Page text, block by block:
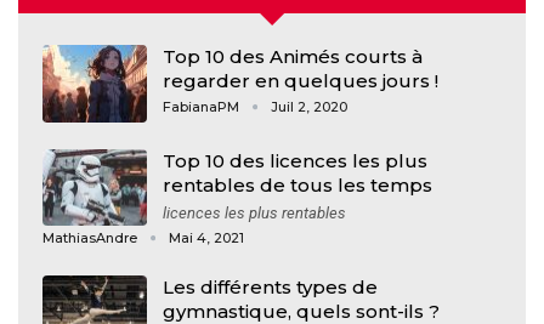
Top 10 des Animés courts à
regarder en quelques jours !
FabianaPM Juil 2, 2020
Top 10 des licences les plus
rentables de tous les temps
licences les plus rentables
MathiasAndre Mai 4, 2021
Les différents types de
gymnastique, quels sont-ils ?